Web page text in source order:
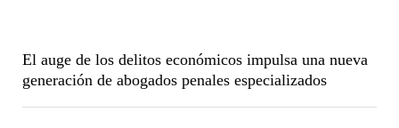
El auge de los delitos económicos impulsa una nueva
generación de abogados penales especializados